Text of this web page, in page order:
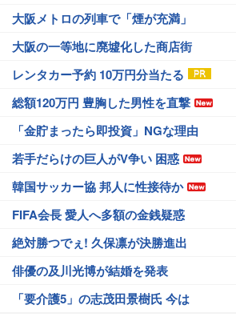
大阪メトロの列車で「煙が充満」
大阪の一等地に廃墟化した商店街
レンタカー予約 10万円分当たる
総額120万円 豊胸した男性を直撃
「金貯まったら即投資」NGな理由
若手だらけの巨人がV争い 困惑
韓国サッカー協 邦人に性接待か
FIFA会長 愛人へ多額の金銭疑惑
絶対勝つでぇ! 久保凛が決勝進出
俳優の及川光博が結婚を発表
「要介護5」の志茂田景樹氏 今は